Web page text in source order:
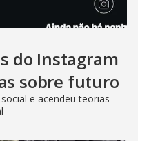
do Instagram
sobre futuro
e acendeu teorias